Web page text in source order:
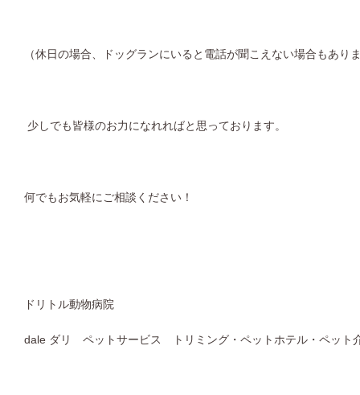
（休日の場合、ドッグランにいると電話が聞こえない場合もあり
少しでも皆様のお力になれればと思っております。
何でもお気軽にご相談ください！
ドリトル動物病院
dale ダリ ペットサービス トリミング・ペットホテル・ペット